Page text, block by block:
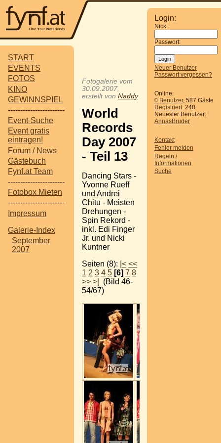
START
EVENTS
FOTOS
KINO
GEWINNSPIEL
-----------------------
Event-Suche
Event gratis
eintragen!
Forum / News
Gästebuch
Fynf.at Team
-----------------------
Fotobox Mieten
-----------------------
Impressum
Galerie-Index
September
2007
Login:
Nick:
Passwort:
Neuer Benutzer
Passwort vergessen?
Online:
0 Benutzer, 587 Gäste
Registriert: 248
Neuester Benutzer:
AnnasBruder
Kontakt
Fehler melden
Regeln /
Informationen
Suche
Fotogalerie vom
30.09.2007,
erstellt von Naddy
World
Records
Day 2007
- Teil 13
Dancing Stars -
Yvonne Rueff
und Andrei
Chitu - Meisten
Drehungen -
Spin Rekord -
inkl. Edi Finger
Jr. und Nicki
Kuntner
Seiten (8): |< <<
1 2 3 4 5 [6] 7 8
>> >|
(Bild 46-
54/67)